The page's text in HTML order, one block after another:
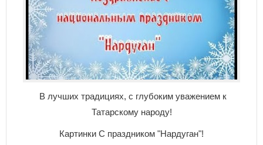
В лучших традициях, с глубоким уважением к
Татарскому народу!
Картинки С праздником "Нардуган"!